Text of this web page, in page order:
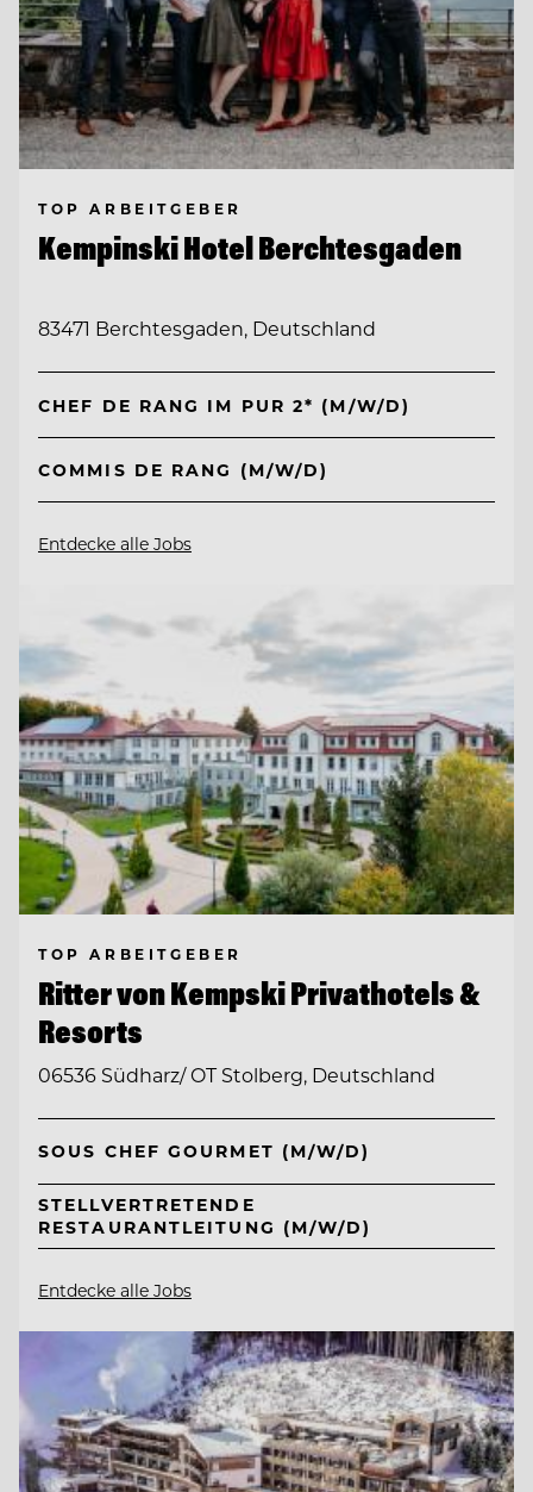
TOP ARBEITGEBER
Kempinski Hotel Berchtesgaden
83471 Berchtesgaden, Deutschland
CHEF DE RANG IM PUR 2* (M/W/D)
COMMIS DE RANG (M/W/D)
Entdecke alle Jobs
TOP ARBEITGEBER
Ritter von Kempski Privathotels &
Resorts
06536 Südharz/ OT Stolberg, Deutschland
SOUS CHEF GOURMET (M/W/D)
STELLVERTRETENDE
RESTAURANTLEITUNG (M/W/D)
Entdecke alle Jobs